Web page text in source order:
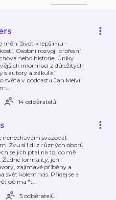
mění život k lepšímu –
Osobní rozvoj, profesní
nebo historie. Úniky
informací z důležitých
s autory a zákulisí
světa v podcastu Jan Melvil
…
14 odběratelů
nenechávám svazovat
Zvu si lidi z různých oborů
se jich ptal na to, co mě
Žádné formality, jen
zajímavé příběhy a
svět kolem nás. Přidej se a
očima "t…
5 odběratelů